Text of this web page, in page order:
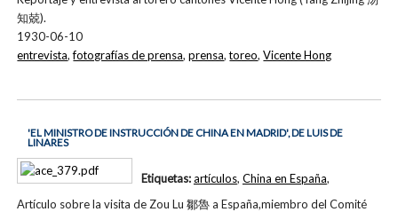
知兢).
1930-06-10
entrevista,fotografías de prensa,prensa,toreo,Vicente Hong
'EL MINISTRO DE INSTRUCCIÓN DE CHINA EN MADRID', DE LUIS DE
LINARES
Artículo sobre la visita de Zou Lu 鄒魯 a España,miembro del Comité
Etiquetas:artículos, China en España,